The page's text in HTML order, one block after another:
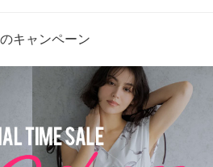
キャンペーン